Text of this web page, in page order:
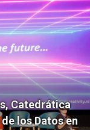
Catedrática
los Datos en